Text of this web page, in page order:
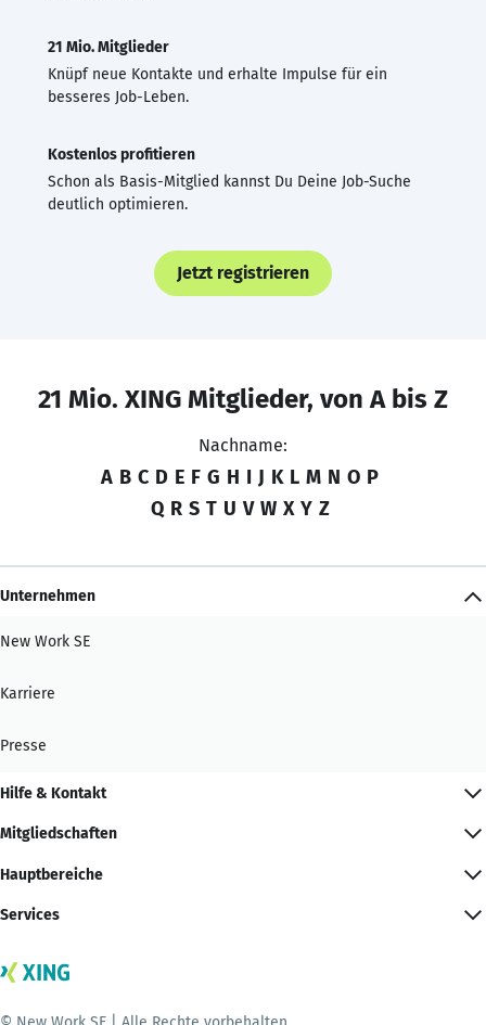
21 Mio. Mitglieder
Knüpf neue Kontakte und erhalte Impulse für ein
besseres Job-Leben.
Kostenlos profitieren
Schon als Basis-Mitglied kannst Du Deine Job-Suche
deutlich optimieren.
Jetzt registrieren
21 Mio. XING Mitglieder, von A bis Z
Nachname:
A B C D E F G H I J K L M N O P
Q R S T U V W X Y Z
Unternehmen
New Work SE
Karriere
Presse
Hilfe & Kontakt
Mitgliedschaften
Hauptbereiche
Services